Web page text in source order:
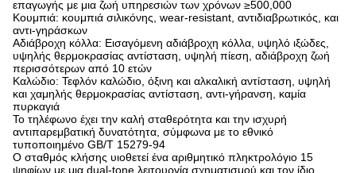
επαγωγής με μια ζωή υπηρεσιών των χρόνων ≥500,000
Κουμπιά: κουμπιά σιλικόνης, wear-resistant, αντιδιαβρωτικός, και
αντι-γηράσκων
Αδιάβροχη κόλλα: Εισαγόμενη αδιάβροχη κόλλα, υψηλό ιξώδες,
υψηλής θερμοκρασίας αντίσταση, υψηλή πίεση, αδιάβροχη ζωή
περισσότερων από 10 ετών
Καλώδιο: Τεφλόν καλώδιο, όξινη και αλκαλική αντίσταση, υψηλή
και χαμηλής θερμοκρασίας αντίσταση, αντι-γήρανση, καμία
πυρκαγιά
Το τηλέφωνο έχει την καλή σταθερότητα και την ισχυρή
αντιπαρεμβατική δυνατότητα, σύμφωνα με το εθνικό
τυποποιημένο GB/T 15279-94
Ο σταθμός κλήσης υιοθετεί ένα αριθμητικό πληκτρολόγιο 15
ψηφίων με μια dual-tone λειτουργία σχηματισμού και τον ίδιο